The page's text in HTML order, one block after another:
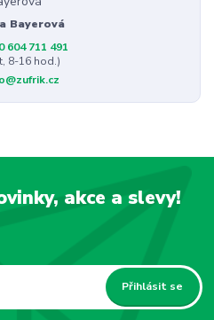
Bayerová
604 711 491
8-16 hod.)
akce a slevy!
Přihlásit se